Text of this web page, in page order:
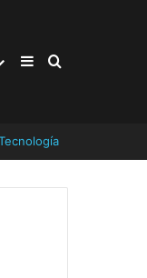
Barra lateral
Buscar por